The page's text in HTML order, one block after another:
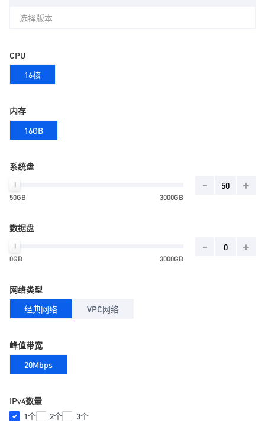
选择版本
CPU
16核
内存
16GB
系统盘
50GB 3000GB
- +
数据盘
0GB 3000GB
- +
网络类型
经典网络
VPC网络
峰值带宽
20Mbps
IPv4数量
1个
2个 3个